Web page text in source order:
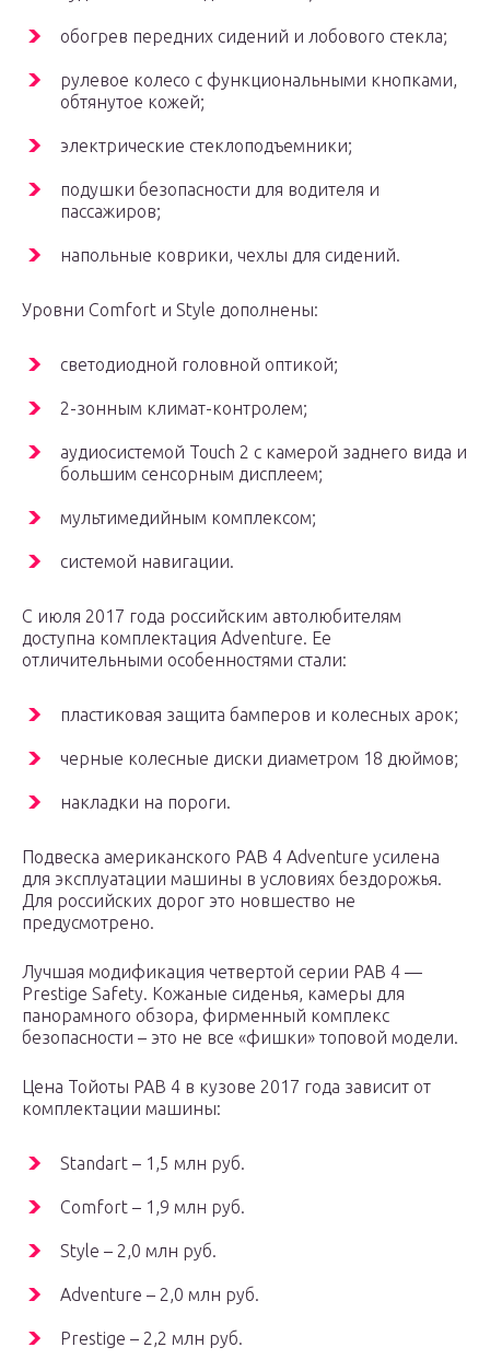
обогрев передних сидений и лобового стекла;
рулевое колесо с функциональными кнопками,
обтянутое кожей;
электрические стеклоподъемники;
подушки безопасности для водителя и
пассажиров;
напольные коврики, чехлы для сидений.
Уровни Comfort и Style дополнены:
светодиодной головной оптикой;
2-зонным климат-контролем;
аудиосистемой Touch 2 с камерой заднего вида и
большим сенсорным дисплеем;
мультимедийным комплексом;
системой навигации.
С июля 2017 года российским автолюбителям
доступна комплектация Adventure. Ее
отличительными особенностями стали:
пластиковая защита бамперов и колесных арок;
черные колесные диски диаметром 18 дюймов;
накладки на пороги.
Подвеска американского РАВ 4 Adventure усилена
для эксплуатации машины в условиях бездорожья.
Для российских дорог это новшество не
предусмотрено.
Лучшая модификация четвертой серии РАВ 4 —
Prestige Safety. Кожаные сиденья, камеры для
панорамного обзора, фирменный комплекс
безопасности – это не все «фишки» топовой модели.
Цена Тойоты РАВ 4 в кузове 2017 года зависит от
комплектации машины:
Standart – 1,5 млн руб.
Comfort – 1,9 млн руб.
Style – 2,0 млн руб.
Adventure – 2,0 млн руб.
Prestige – 2,2 млн руб.